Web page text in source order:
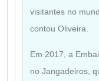
visitantes no
contou Oliveira.
Em 2017, a
no Jangadeiros,